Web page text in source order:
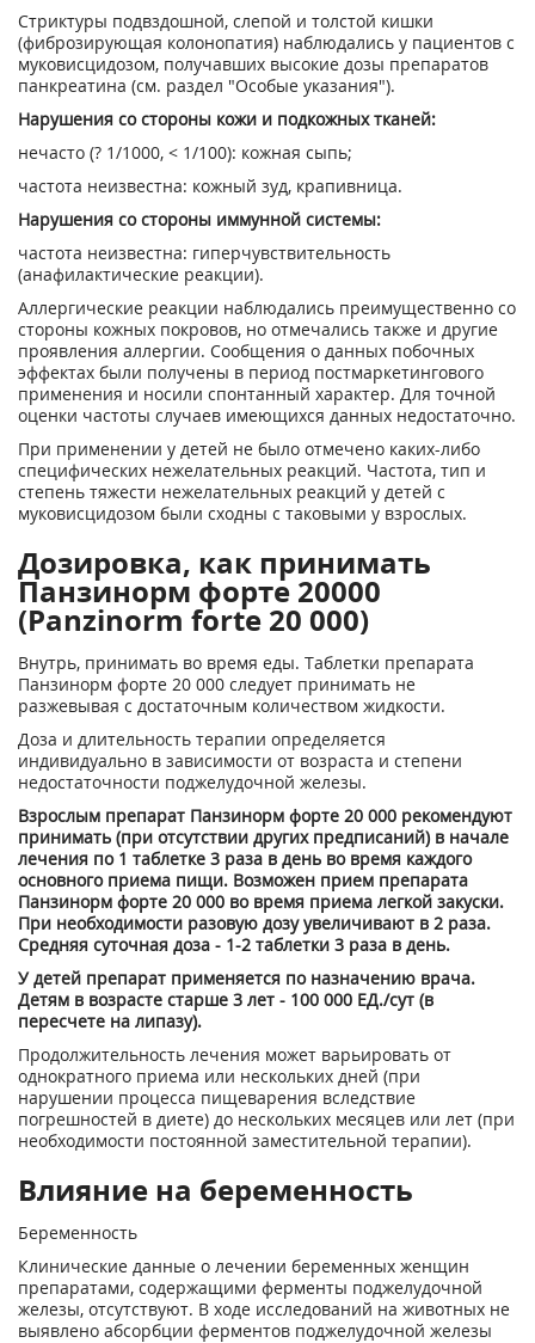
Стриктуры подвздошной, слепой и толстой кишки
(фиброзирующая колонопатия) наблюдались у пациентов с
муковисцидозом, получавших высокие дозы препаратов
панкреатина (см. раздел "Особые указания").
Нарушения со стороны кожи и подкожных тканей:
нечасто (? 1/1000, < 1/100): кожная сыпь;
частота неизвестна: кожный зуд, крапивница.
Нарушения со стороны иммунной системы:
частота неизвестна: гиперчувствительность
(анафилактические реакции).
Аллергические реакции наблюдались преимущественно со
стороны кожных покровов, но отмечались также и другие
проявления аллергии. Сообщения о данных побочных
эффектах были получены в период постмаркетингового
применения и носили спонтанный характер. Для точной
оценки частоты случаев имеющихся данных недостаточно.
При применении у детей не было отмечено каких-либо
специфических нежелательных реакций. Частота, тип и
степень тяжести нежелательных реакций у детей с
муковисцидозом были сходны с таковыми у взрослых.
Дозировка, как принимать
Панзинорм форте 20000
(Panzinorm forte 20 000)
Внутрь, принимать во время еды. Таблетки препарата
Панзинорм форте 20 000 следует принимать не
разжевывая с достаточным количеством жидкости.
Доза и длительность терапии определяется
индивидуально в зависимости от возраста и степени
недостаточности поджелудочной железы.
Взрослым препарат Панзинорм форте 20 000 рекомендуют
принимать (при отсутствии других предписаний) в начале
лечения по 1 таблетке 3 раза в день во время каждого
основного приема пищи. Возможен прием препарата
Панзинорм форте 20 000 во время приема легкой закуски.
При необходимости разовую дозу увеличивают в 2 раза.
Средняя суточная доза - 1-2 таблетки 3 раза в день.
У детей препарат применяется по назначению врача.
Детям в возрасте старше 3 лет - 100 000 ЕД./сут (в
пересчете на липазу).
Продолжительность лечения может варьировать от
однократного приема или нескольких дней (при
нарушении процесса пищеварения вследствие
погрешностей в диете) до нескольких месяцев или лет (при
необходимости постоянной заместительной терапии).
Влияние на беременность
Беременность
Клинические данные о лечении беременных женщин
препаратами, содержащими ферменты поджелудочной
железы, отсутствуют. В ходе исследований на животных не
выявлено абсорбции ферментов поджелудочной железы